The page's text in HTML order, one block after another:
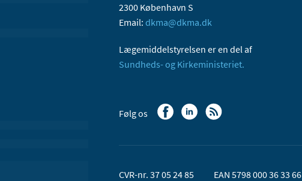
2300 København S
Email: dkma@dkma.dk
Lægemiddelstyrelsen er en del af
Sundheds- og Kirkeministeriet.
Følg os
CVR-nr. 37 05 24 85 EAN 5798 000 36 33 66